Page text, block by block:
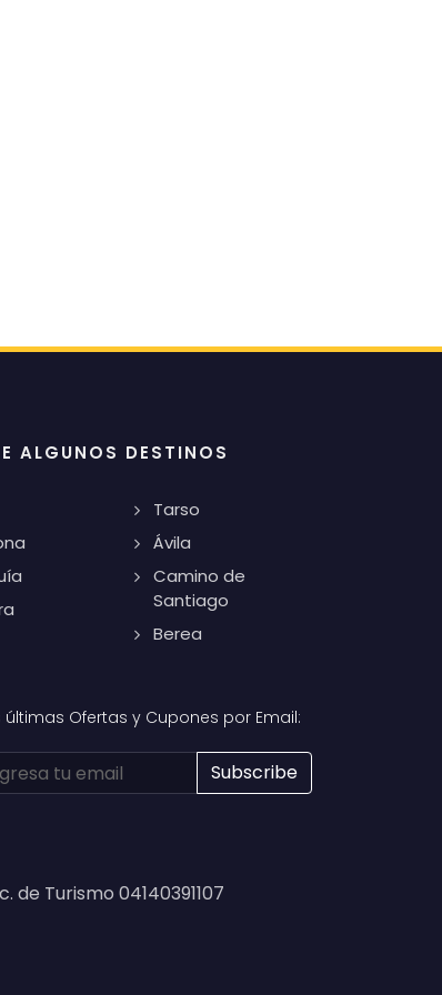
ALGUNOS DESTINOS
Tarso
Ávila
Camino de
Santiago
Berea
últimas Ofertas y Cupones por Email:
de Turismo 04140391107